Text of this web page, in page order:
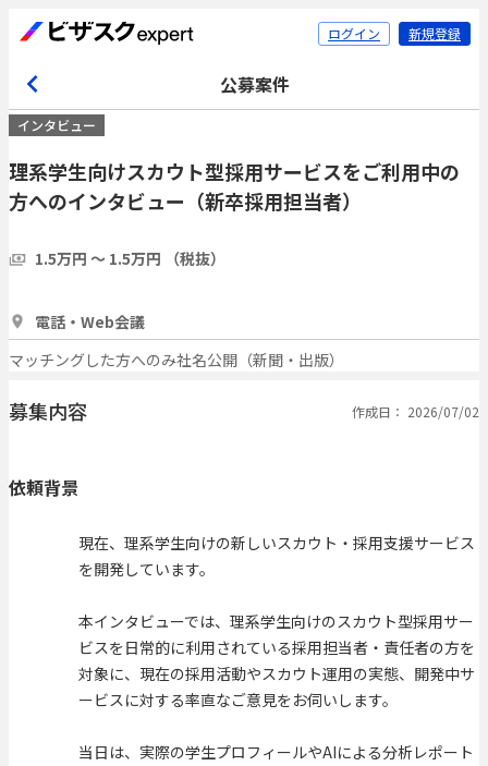
ログイン 新規登録
公募案件
インタビュー
理系学生向けスカウト型採用サービスをご利用中の
方へのインタビュー（新卒採用担当者）
1.5万円 〜 1.5万円 （税抜）
電話・Web会議
マッチングした方へのみ社名公開（新聞・出版）
募集内容 作成日： 2026/07/02
依頼背景
現在、理系学生向けの新しいスカウト・採用支援サービス
を開発しています。
本インタビューでは、理系学生向けのスカウト型採用サー
ビスを日常的に利用されている採用担当者・責任者の方を
対象に、現在の採用活動やスカウト運用の実態、開発中サ
ービスに対する率直なご意見をお伺いします。
当日は、実際の学生プロフィールやAIによる分析レポート